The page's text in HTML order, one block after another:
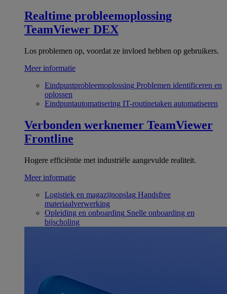
Realtime probleemoplossing
TeamViewer DEX
Los problemen op, voordat ze invloed hebben op gebruikers.
Meer informatie
Eindpuntprobleemoplossing Problemen identificeren en
oplossen
Eindpuntautomatisering IT-routinetaken automatiseren
Verbonden werknemer TeamViewer
Frontline
Hogere efficiëntie met industriële aangevulde realiteit.
Meer informatie
Logistiek en magazijnopslag Handsfree
materiaalverwerking
Opleiding en onboarding Snelle onboarding en
bijscholing